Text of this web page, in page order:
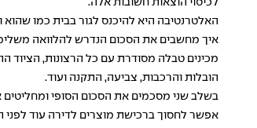
לכיסוי הוצאות חשובות אלה.
האלטרנטיבה היא להיכנס לגור בבית כמו
איך מחשבים את הסכום הנדרש להלוואה
מכינים טבלה מסודרת עם כל הרצונות, הציוד
הובלות והרכבות, צביעה, התקנה ועוד.
בשלב שני מסכמים את הסכום הסופי ומחליטים
אפשר לחסוך ברכישת מוצרים לדירה עוד